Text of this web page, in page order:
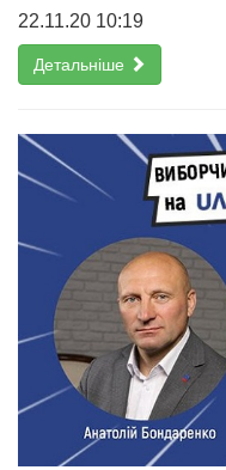
22.11.20 10:19
Детальніше